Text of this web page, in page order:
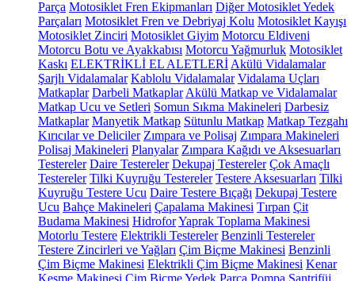
Parça Motosiklet Fren Ekipmanları Diğer Motosiklet Yedek
Parçaları Motosiklet Fren ve Debriyaj Kolu Motosiklet Kayışı
Motosiklet Zinciri Motosiklet Giyim Motorcu Eldiveni
Motorcu Botu ve Ayakkabısı Motorcu Yağmurluk Motosiklet
Kaskı ELEKTRİKLİ EL ALETLERİ Akülü Vidalamalar
Şarjlı Vidalamalar Kablolu Vidalamalar Vidalama Uçları
Matkaplar Darbeli Matkaplar Akülü Matkap ve Vidalamalar
Matkap Ucu ve Setleri Somun Sıkma Makineleri Darbesiz
Matkaplar Manyetik Matkap Sütunlu Matkap Matkap Tezgahı
Kırıcılar ve Deliciler Zımpara ve Polisaj Zımpara Makineleri
Polisaj Makineleri Planyalar Zımpara Kağıdı ve Aksesuarları
Testereler Daire Testereler Dekupaj Testereler Çok Amaçlı
Testereler Tilki Kuyruğu Testereler Testere Aksesuarları Tilki
Kuyruğu Testere Ucu Daire Testere Bıçağı Dekupaj Testere
Ucu Bahçe Makineleri Çapalama Makinesi Tırpan Çit
Budama Makinesi HidroforYaprak Toplama Makinesi
Motorlu Testere Elektrikli Testereler Benzinli Testereler
Testere Zincirleri ve Yağları Çim Biçme Makinesi Benzinli
Çim Biçme Makinesi Elektrikli Çim Biçme Makinesi Kenar
Kesme Makinesi Çim Biçme Yedek Parça Pompa Santrifüj